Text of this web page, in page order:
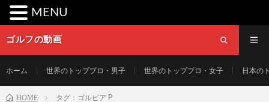
ゴルフの動画
ホーム 世界のトッププロ・男子 世界のトッププロ・女子 日本の
HOME タグ：ゴルピア P
MENU